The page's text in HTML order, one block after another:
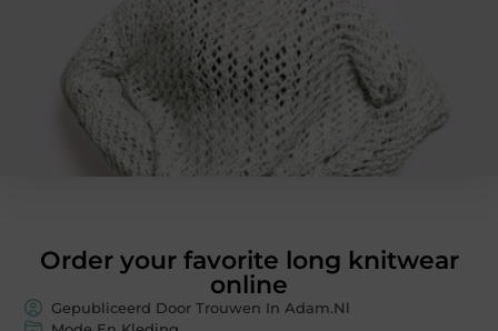
Order your favorite long knitwear
online
Gepubliceerd Door Trouwen In Adam.nl